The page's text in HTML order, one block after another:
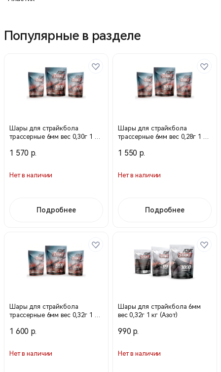
Популярные в разделе
Шары для страйкбола
трассерные 6мм вес 0,30г 1 кг
1 570 р.
Нет в наличии
Подробнее
Шары для страйкбола
трассерные 6мм вес 0,28г 1 кг
1 550 р.
Нет в наличии
Подробнее
Шары для страйкбола
трассерные 6мм вес 0,32г 1 кг
1 600 р.
Нет в наличии
Шары для страйкбола 6мм
вес 0,32г 1 кг (Азот)
990 р.
Нет в наличии